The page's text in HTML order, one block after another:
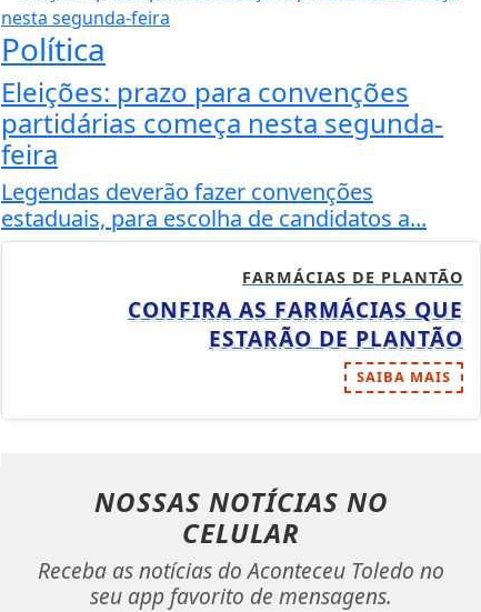
Política
Eleições: prazo para convenções
partidárias começa nesta segunda-
feira
Legendas deverão fazer convenções
estaduais, para escolha de candidatos a...
FARMÁCIAS DE PLANTÃO
CONFIRA AS FARMÁCIAS QUE
ESTARÃO DE PLANTÃO
SAIBA MAIS
NOSSAS NOTÍCIAS NO
CELULAR
Receba as notícias do Aconteceu Toledo no
seu app favorito de mensagens.